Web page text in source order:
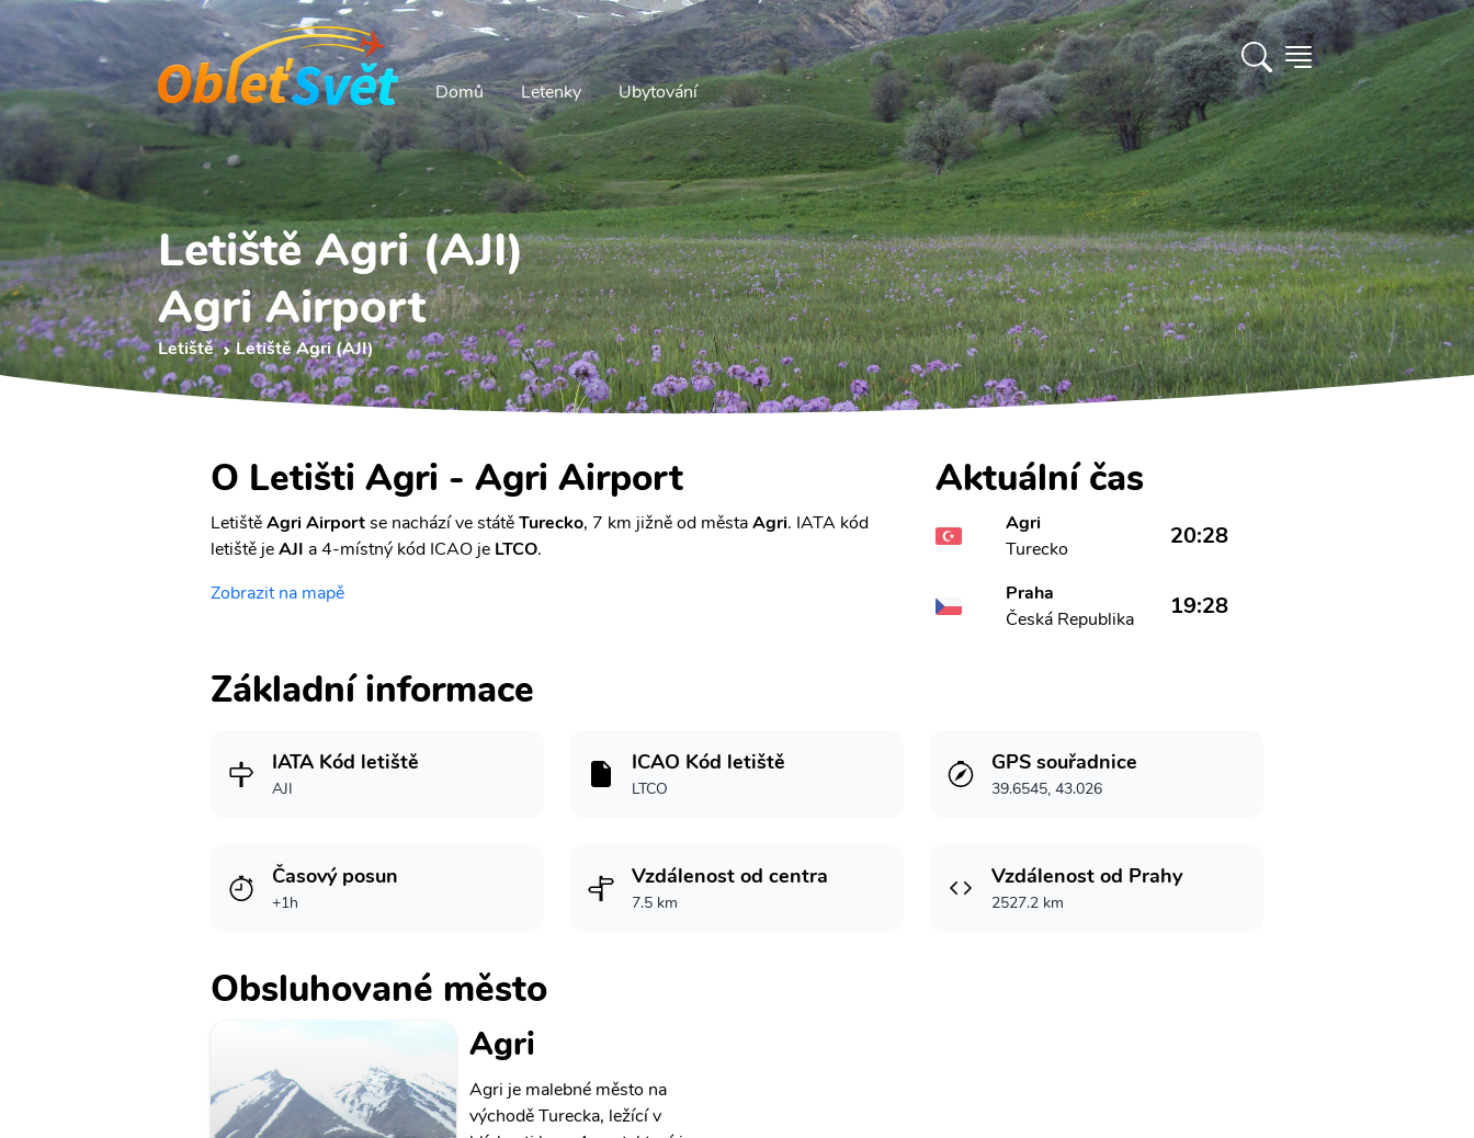
Domů Letenky Ubytování
Letiště Agri (AJI)
Agri Airport
Letiště Letiště Agri (AJI)
O Letišti Agri - Agri Airport
LetištěAgri Airportse nachází ve státěTurecko, 7 km jižně od městaAgri. IATA kód
letiště jeAJI a 4-místný kód ICAO je LTCO.
Zobrazit na mapě
Aktuální čas
Agri
Turecko
20:28
Praha
Česká Republika
19:28
Základní informace
IATA Kód letiště
AJI
ICAO Kód letiště
LTCO
GPS souřadnice
39.6545, 43.026
Časový posun
+1h
Vzdálenost od centra
7.5 km
Vzdálenost od Prahy
2527.2 km
Obsluhované město
Agri
Agri je malebné město na
východě Turecka, ležící v